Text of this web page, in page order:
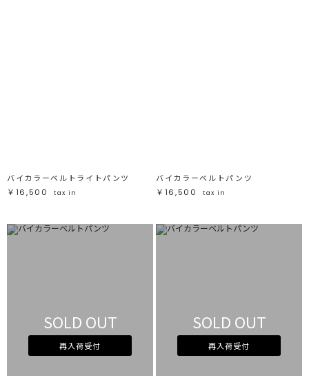
バイカラーベルトライトパンツ
￥16,500
tax in
バイカラーベルトパンツ
￥16,500
tax in
SOLD OUT
再入荷受付
SOLD OUT
再入荷受付